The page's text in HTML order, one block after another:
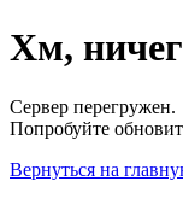
Хм,
Сервер перегружен.
Попробуйте
Вернуться на